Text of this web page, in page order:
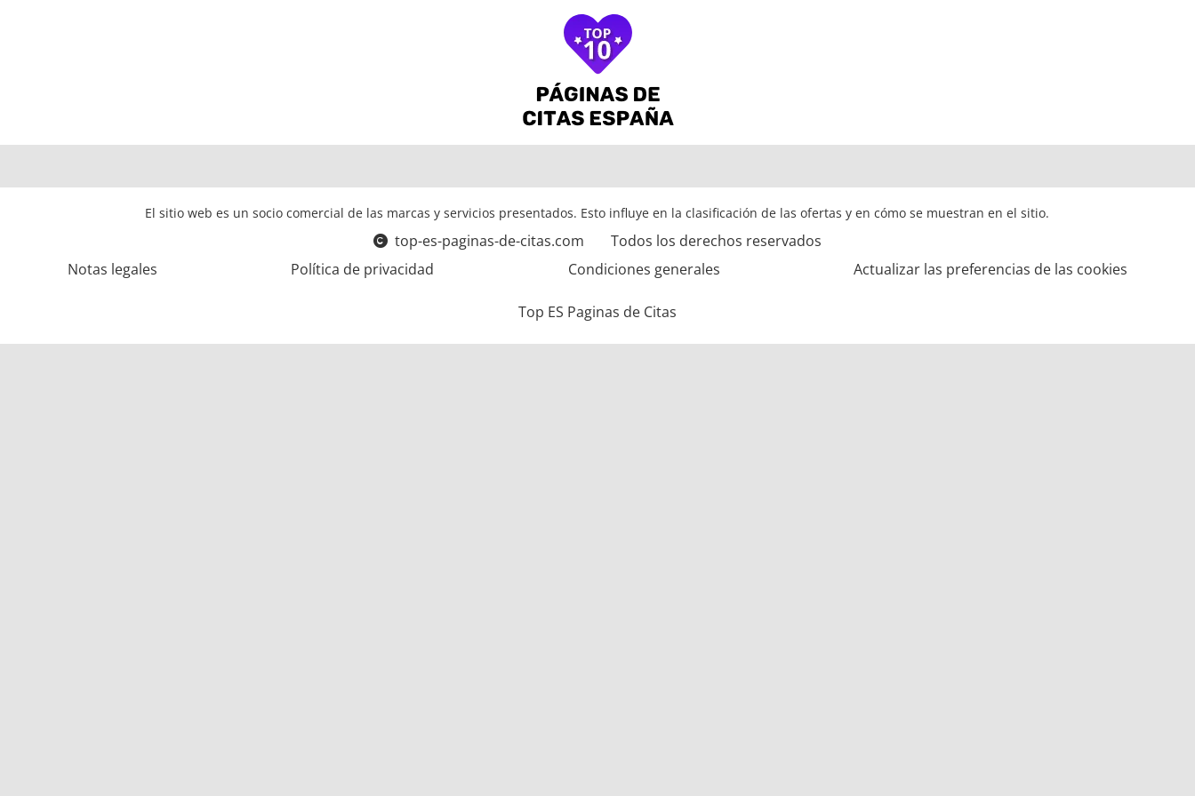
El sitio web es un socio comercial de las marcas y servicios presentados. Esto influye en la clasificación de las ofertas y en cómo se muestran en el sitio.
top-es-paginas-de-citas.com
Todos los derechos reservados
Notas legales
Política de privacidad Condiciones generales Actualizar las preferencias de las cookies
Top ES Paginas de Citas